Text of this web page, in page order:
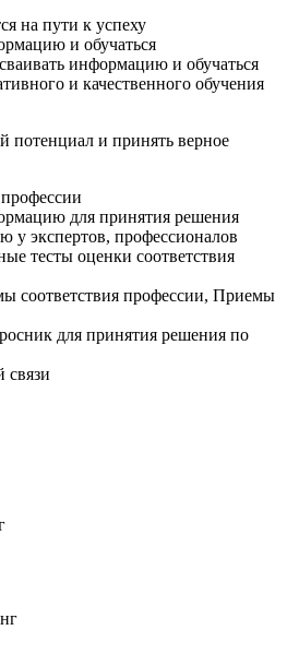
на пути к успеху
и обучаться
информацию и обучаться
и качественного обучения
потенциал и принять верное
для принятия решения
у экспертов, профессионалов
тесты оценки соответствия
соответствия профессии, Приемы
для принятия решения по
связи